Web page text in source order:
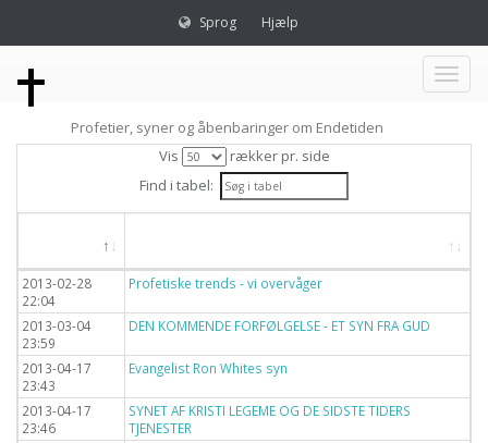
Sprog Hjælp
Toggle
Profetier, syner og åbenbaringer om Endetiden
Vis
rækker pr. side
Find i tabel:
2013-02-28
22:04
Profetiske trends - vi overvåger
2013-03-04
23:59
DEN KOMMENDE FORFØLGELSE - ET SYN FRA GUD
2013-04-17
23:43
Evangelist Ron Whites syn
2013-04-17
23:46
SYNET AF KRISTI LEGEME OG DE SIDSTE TIDERS
TJENESTER